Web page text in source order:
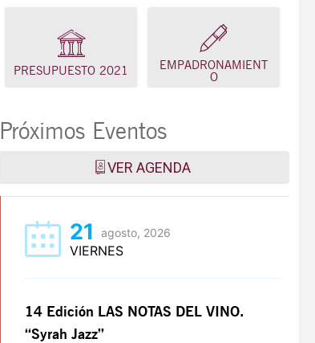
PRESUPUESTO 2021
EMPADRONAMIENT
O
Próximos Eventos
VER AGENDA
21 agosto, 2026
VIERNES
14 Edición LAS NOTAS DEL VINO.
“Syrah Jazz”